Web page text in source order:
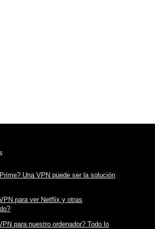
Una VPN puede ser la solución
para ver Netflix y otras
para nuestro ordenador? Todo lo